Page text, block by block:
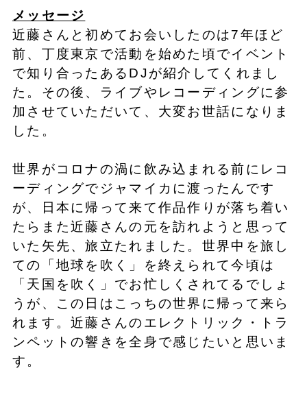
メッセージ
近藤さんと初めてお会いしたのは7年ほど
前、丁度東京で活動を始めた頃でイベント
で知り合ったあるDJが紹介してくれまし
た。その後、ライブやレコーディングに参
加させていただいて、大変お世話になりま
した。
世界がコロナの渦に飲み込まれる前にレコ
ーディングでジャマイカに渡ったんです
が、日本に帰って来て作品作りが落ち着い
たらまた近藤さんの元を訪れようと思って
いた矢先、旅立たれました。世界中を旅し
ての「地球を吹く」を終えられて今頃は
「天国を吹く」でお忙しくされてるでしょ
うが、この日はこっちの世界に帰って来ら
れます。近藤さんのエレクトリック・トラ
ンペットの響きを全身で感じたいと思いま
す。